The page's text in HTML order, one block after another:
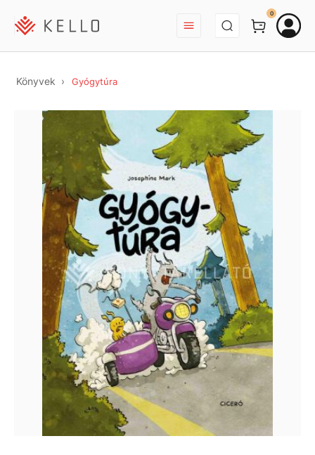
BEJELENTKEZÉS
0
Könyvek Gyógytúra